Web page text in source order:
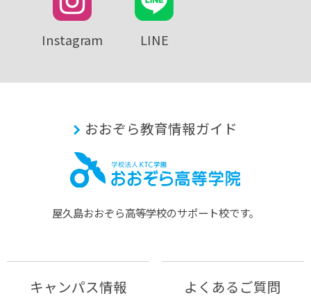
Instagram LINE
おおぞら教育情報ガイド
屋久島おおぞら⾼等学校のサポート校です。
キャンパス情報 よくあるご質問